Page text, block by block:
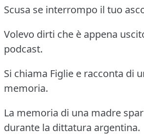
Scusa se interrompo il tuo
Volevo dirti che è appena
podcast.
Si chiama Figlie e racconta di
memoria.
La memoria di una madre
durante la dittatura argentina.